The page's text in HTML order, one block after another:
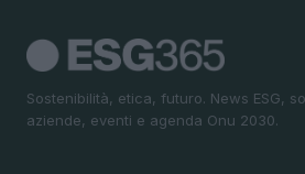
Sostenibilità, etica, futuro. News ESG,
aziende, eventi e agenda Onu 2030.